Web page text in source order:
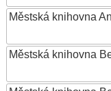
Městská knihovna
Městská knihovna